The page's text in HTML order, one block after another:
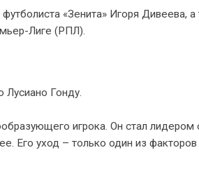
«Зенита» Игоря Дивеева,
Лиге (РПЛ).
Гонду.
игрока. Он стал лидером
Его уход – только один из факторов